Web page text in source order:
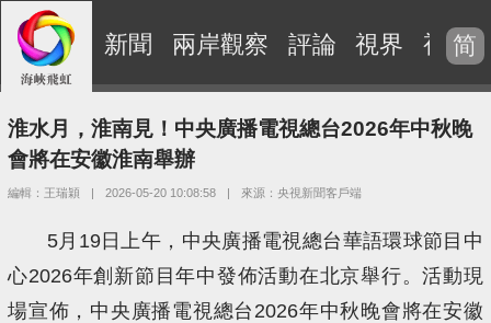
新聞 兩岸觀察 評論 視界 視頻
简
淮水月，淮南見！中央廣播電視總台2026年中秋晚
會將在安徽淮南舉辦
編輯：王瑞穎 | 2026-05-20 10:08:58 | 來源：央視新聞客戶端
5月19日上午，中央廣播電視總台華語環球節目中
心2026年創新節目年中發佈活動在北京舉行。活動現
場宣佈，中央廣播電視總台2026年中秋晚會將在安徽